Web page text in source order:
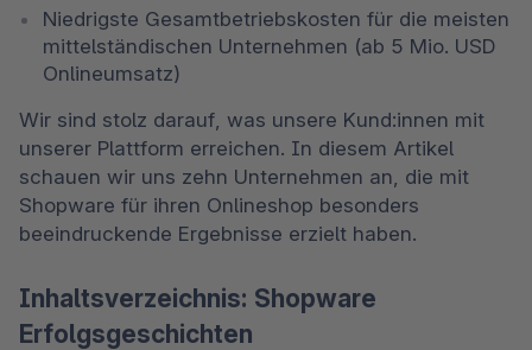
Niedrigste Gesamtbetriebskosten für die meisten
mittelständischen Unternehmen (ab 5 Mio. USD
Onlineumsatz)
Wir sind stolz darauf, was unsere Kund:innen mit
unserer Plattform erreichen. In diesem Artikel
schauen wir uns zehn Unternehmen an, die mit
Shopware für ihren Onlineshop besonders
beeindruckende Ergebnisse erzielt haben.
Inhaltsverzeichnis: Shopware
Erfolgsgeschichten